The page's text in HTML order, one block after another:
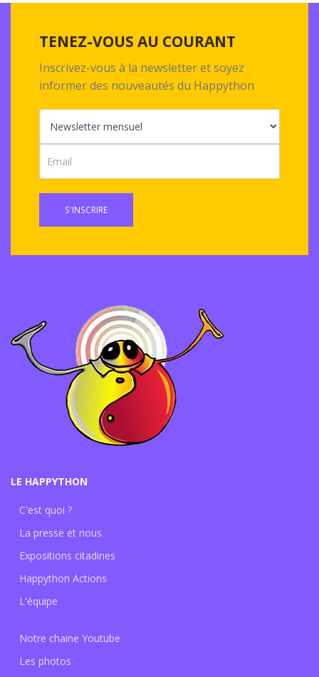
TENEZ-VOUS AU COURANT
Inscrivez-vous à la newsletter et soyez
informer des nouveautés du Happython
S'INSCRIRE
LE HAPPYTHON
C'est quoi ?
La presse et nous
Expositions citadines
Happython Actions
L'équipe
Notre chaine Youtube
Les photos